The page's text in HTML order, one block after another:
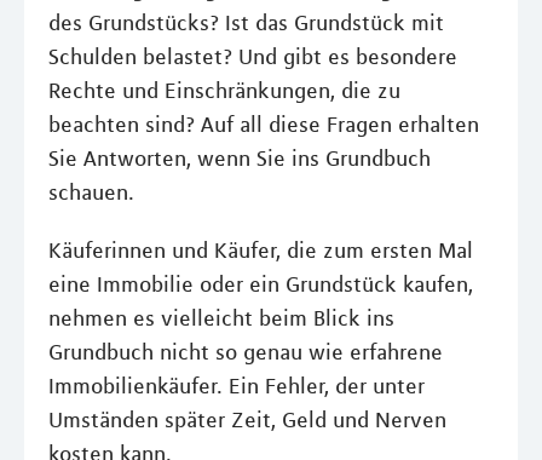
des Grundstücks? Ist das Grundstück mit
Schulden belastet? Und gibt es besondere
Rechte und Einschränkungen, die zu
beachten sind? Auf all diese Fragen erhalten
Sie Antworten, wenn Sie ins Grundbuch
schauen.
Käuferinnen und Käufer, die zum ersten Mal
eine Immobilie oder ein Grundstück kaufen,
nehmen es vielleicht beim Blick ins
Grundbuch nicht so genau wie erfahrene
Immobilienkäufer. Ein Fehler, der unter
Umständen später Zeit, Geld und Nerven
kosten kann.